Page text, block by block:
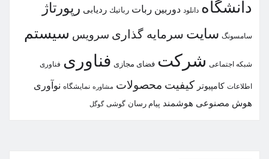
دانشگاه دانلود دوربین ربات رباتیك ردیابی رپورتاژ
سامسونگ سایت سرمایه گذاری سرویس سیستم
شبكه اجتماعی شركت فضای مجازی فناوری فناوری
اطلاعات كامپیوتر كیفیت محصولات مشاوره نمایشگاه نوآوری
هوش مصنوعی هوشمند پیام رسان گوشی گوگل